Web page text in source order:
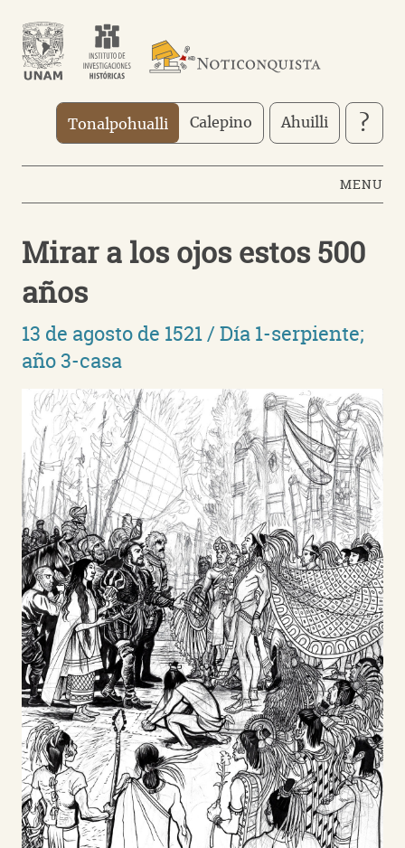
contenido
principal
Tonalpohualli Calepino Ahuilli ?
MENU
Mirar a los ojos estos 500
años
13 de agosto de 1521 / Día 1-serpiente;
año 3-casa